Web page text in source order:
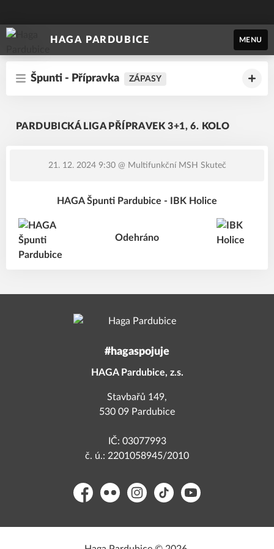
HAGA PARDUBICE MENU
Špunti - Přípravka ZÁPASY
PARDUBICKÁ LIGA PŘÍPRAVEK 3+1, 6. KOLO
21. 12. 2024 9:30@ Multifunkční MSH Skuteč
HAGA Špunti Pardubice - IBK Holice
Odehráno
#hagaspojuje
HAGA Pardubice, z.s.
Stavbařů 149,
530 09 Pardubice
IČ: 03077993
č. ú.: 2201058945/2010
FacebookFlickr Instagram
TikTok YouTube